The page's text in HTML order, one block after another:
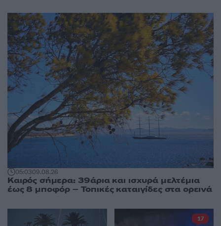
05:0309.08.26
Καιρός σήμερα: 39άρια και ισχυρά μελτέμια
έως 8 μποφόρ – Τοπικές καταιγίδες στα ορεινά
17